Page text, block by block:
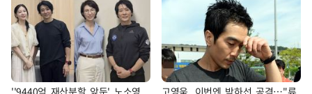
''9440억 재산분할 앞둔' 노소영 고영욱, 이번엔 박하선 공격…"류